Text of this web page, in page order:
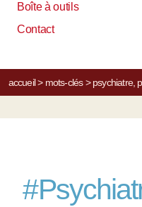
Boîte à outils
Contact
accueil> mots-clés> psychiatre,
#